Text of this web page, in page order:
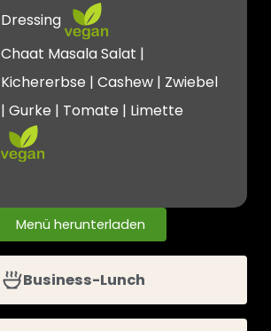
Business-Lunch
Dressing
Chaat Masala Salat |
Kichererbse | Cashew | Zwiebel
| Gurke | Tomate | Limette
Menü herunterladen